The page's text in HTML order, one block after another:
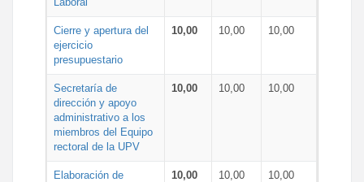
Cierre y apertura del
ejercicio
presupuestario
10,00 10,00 10,00
Secretaría de
dirección y apoyo
administrativo a los
miembros del Equipo
rectoral de la UPV
10,00 10,00 10,00
Elaboración de
10,00 10,00 10,00